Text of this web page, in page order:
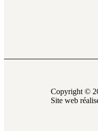
Copyright ©
Site web